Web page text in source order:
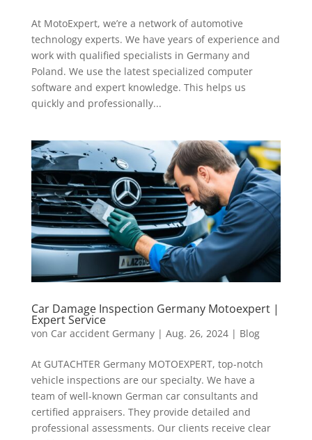
At MotoExpert, we’re a network of automotive
technology experts. We have years of experience and
work with qualified specialists in Germany and
Poland. We use the latest specialized computer
software and expert knowledge. This helps us
quickly and professionally...
Car Damage Inspection Germany Motoexpert |
Expert Service
von Car accident Germany| Aug. 26, 2024| Blog
At GUTACHTER Germany MOTOEXPERT, top-notch
vehicle inspections are our specialty. We have a
team of well-known German car consultants and
certified appraisers. They provide detailed and
professional assessments. Our clients receive clear